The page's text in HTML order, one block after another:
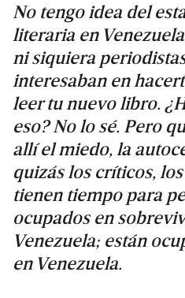
No tengo idea del
literaria en
ni siquiera
interesaban en
leer tu nuevo libro.
eso? No lo sé. Pero
allí el miedo, la
quizás los críticos,
tienen tiempo para
ocupados en
Venezuela; están
en Venezuela.